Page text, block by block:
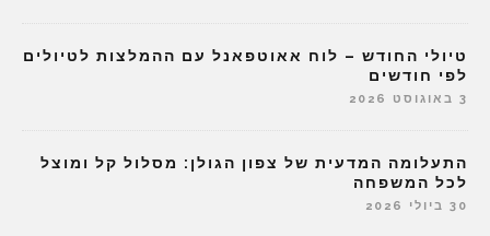
טיולי החודש – לוח אאוטפאנל עם ההמלצות לטיולים
לפי חודשים
3 באוגוסט 2026
התעלומה המדעית של צפון הגולן: מסלול קל ומוצל
לכל המשפחה
30 ביולי 2026